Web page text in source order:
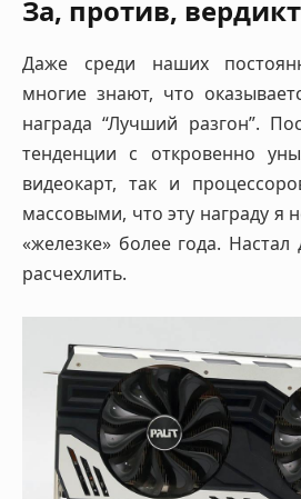
За, против, вердикт
Даже среди наших
многие знают, что
награда “Лучший разгон”.
тенденции с откровенно
видеокарт, так и
массовыми, что эту награду я
«железке» более года.
расчехлить.